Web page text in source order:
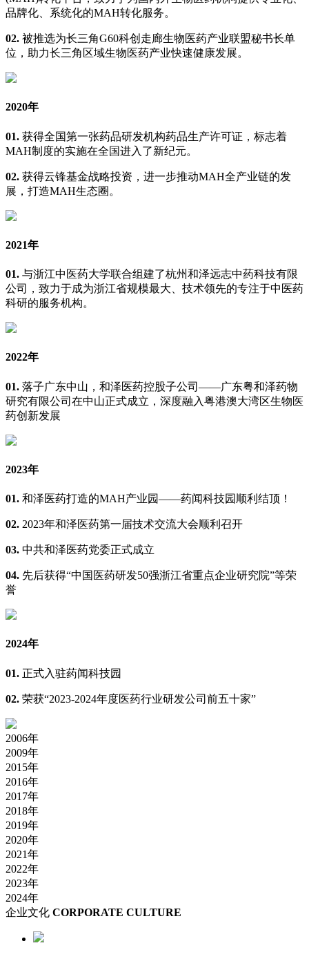
品牌化、系统化的MAH转化服务。
02. 被推选为长三角G60科创走廊生物医药产业联盟秘书长单
位，助力长三角区域生物医药产业快速健康发展。
2020年
01. 获得全国第一张药品研发机构药品生产许可证，标志着
MAH制度的实施在全国进入了新纪元。
02. 获得云锋基金战略投资，进一步推动MAH全产业链的发
展，打造MAH生态圈。
2021年
01. 与浙江中医药大学联合组建了杭州和泽远志中药科技有限
公司，致力于成为浙江省规模最大、技术领先的专注于中医药
科研的服务机构。
2022年
01. 落子广东中山，和泽医药控股子公司——广东粤和泽药物
研究有限公司在中山正式成立，深度融入粤港澳大湾区生物医
药创新发展
2023年
01. 和泽医药打造的MAH产业园——药闻科技园顺利结顶！
02. 2023年和泽医药第一届技术交流大会顺利召开
03. 中共和泽医药党委正式成立
04. 先后获得“中国医药研发50强浙江省重点企业研究院”等荣
誉
2024年
01. 正式入驻药闻科技园
02. 荣获“2023-2024年度医药行业研发公司前五十家”
2006年
2009年
2015年
2016年
2017年
2018年
2019年
2020年
2021年
2022年
2023年
2024年
企业文化 CORPORATE CULTURE